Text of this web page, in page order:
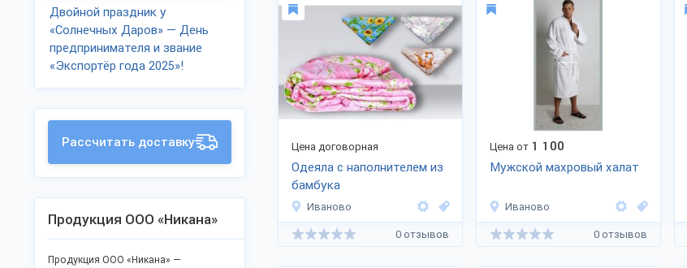
Цена договорная
Одеяла с наполнителем из
бамбука
Иваново
0 отзывов
Цена от 1 100
Мужской махровый халат
Иваново
0 отзывов
Двойной праздник у
«Солнечных Даров» — День
предпринимателя и звание
«Экспортёр года 2025»!
Рассчитать доставку
Продукция ООО «Никана»
Продукция ООО «Никана» —